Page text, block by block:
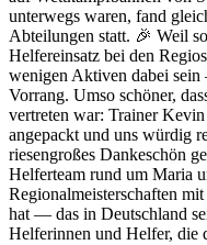
unterwegs waren, fand
Abteilungen statt. 🎉 Weil
Helfereinsatz bei den
wenigen Aktiven dabei
Vorrang. Umso schöner,
vertreten war: Trainer
angepackt und uns würdig
riesengroßes Dankeschön
Helferteam rund um Maria
Regionalmeisterschaften
hat — das in Deutschland
Helferinnen und Helfer, die